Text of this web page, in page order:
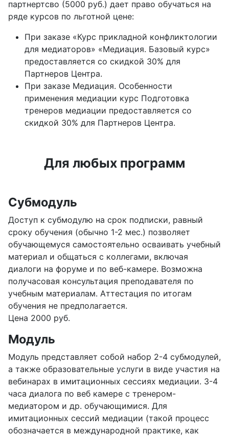
партнертсво (5000 руб.) дает право обучаться на
ряде курсов по льготной цене:
При заказе «Курс прикладной конфликтологии
для медиаторов» «Медиация. Базовый курс»
предоставляется со скидкой 30% для
Партнеров Центра.
При заказе Медиация. Особенности
применения медиации курс Подготовка
тренеров медиации предоставляется со
скидкой 30% для Партнеров Центра.
Для любых программ
Субмодуль
Доступ к субмодулю на срок подписки, равный
сроку обучения (обычно 1-2 мес.) позволяет
обучающемуся самостоятельно осваивать учебный
материал и общаться с коллегами, включая
диалоги на форуме и по веб-камере. Возможна
получасовая консультация преподавателя по
учебным материалам. Аттестация по итогам
обучения не предполагается.
Цена 2000 руб.
Модуль
Модуль представляет собой набор 2-4 субмодулей,
а также образовательные услуги в виде участия на
вебинарах в имитационных сессиях медиации. 3-4
часа диалога по веб камере с тренером-
медиатором и др. обучающимися. Для
имитационных сессий медиации (такой процесс
обозначается в международной практике, как